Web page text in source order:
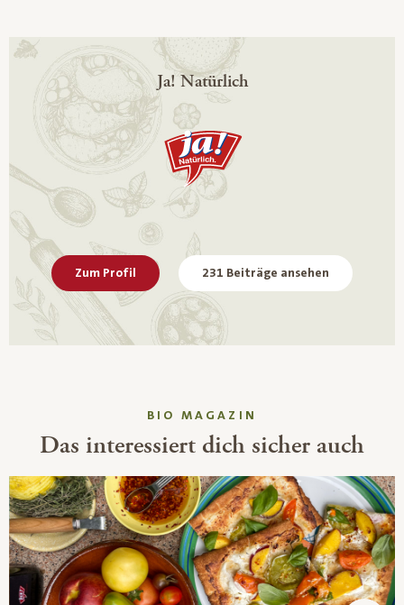
Ja! Natürlich
Zum Profil 231 Beiträge ansehen
BIO MAGAZIN
Das interessiert dich sicher auch